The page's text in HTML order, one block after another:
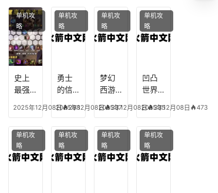
凡，
梦幻
十二
生肖
攻
略，
魔兽
世界
魔，
乐园
团装
备任
技能
加
点，
神武
龙宫
怎么
史上
最强
容搭
配，
最强
法师
2025年12月08日 298
单机攻
略
勇士
的信
物技
能，
勇士
的信
仰宠
2025年12月08日 337
单机攻
略
梦幻
西游
炼丹
炉攻
略，
梦幻
西游
2025年12月08日 335
单机攻
略
凹凸
世界
全部
阵容
搭
配，
凹凸
2025年12月08日 473
单机攻
略
单机攻
略
单机攻
略
单机攻
略
单机攻
略